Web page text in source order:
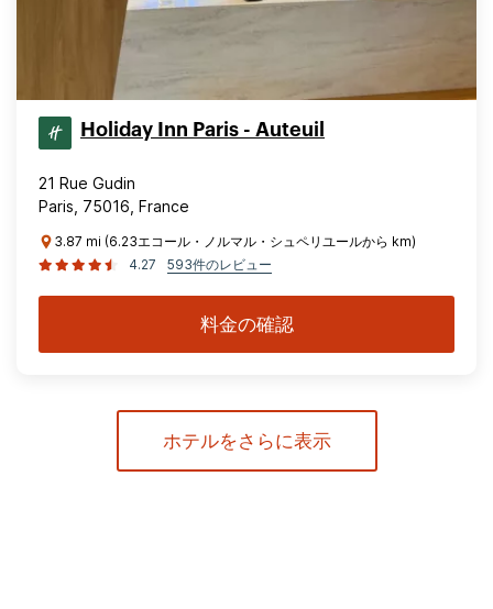
Holiday Inn Paris - Auteuil
21 Rue Gudin
Paris, 75016, France
3.87 mi (6.23エコール・ノルマル・シュペリユールから km)
4.27
593件のレビュー
料金の確認
ホテルをさらに表示